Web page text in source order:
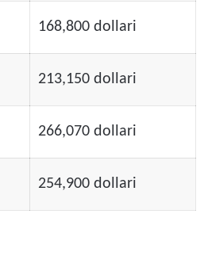
168,800 dollari
213,150 dollari
266,070 dollari
254,900 dollari